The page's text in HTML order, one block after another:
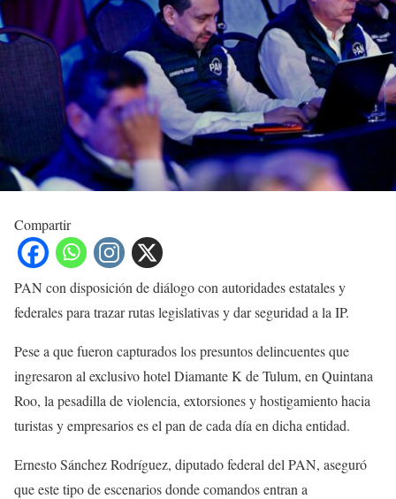
Compartir
PAN con disposición de diálogo con autoridades estatales y
federales para trazar rutas legislativas y dar seguridad a la IP.
Pese a que fueron capturados los presuntos delincuentes que
ingresaron al exclusivo hotel Diamante K de Tulum, en Quintana
Roo, la pesadilla de violencia, extorsiones y hostigamiento hacia
turistas y empresarios es el pan de cada día en dicha entidad.
Ernesto Sánchez Rodríguez, diputado federal del PAN, aseguró
que este tipo de escenarios donde comandos entran a